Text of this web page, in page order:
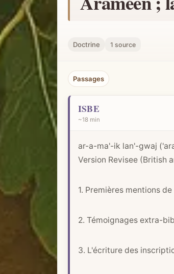
h
c
n
c
p
t
i
l
q
Doctrine 1 source
Passages
ISBE
~18 min
ar-a-ma'-ik lan'-gwaj
Version Revisee (British
1. Premières mentions
2. Témoignages extra-
3. L'écriture des